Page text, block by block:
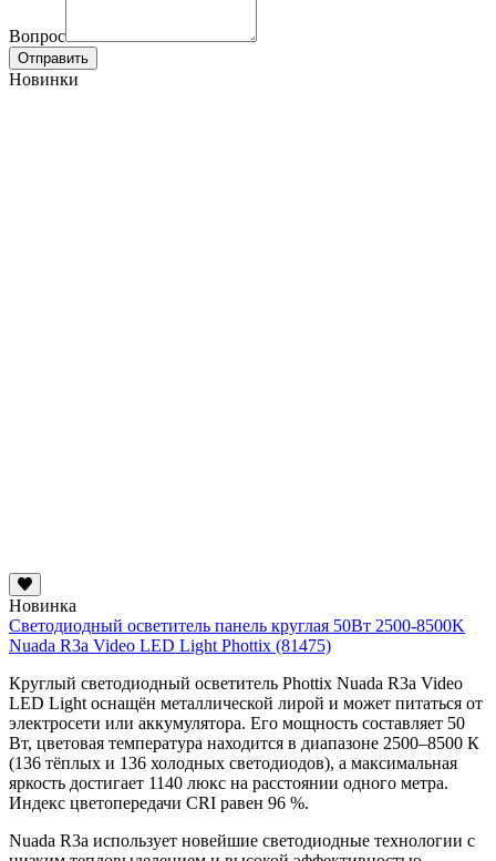
Вопрос
Отправить
Новинки
Новинка
Светодиодный осветитель панель круглая 50Вт 2500-8500K
Nuada R3a Video LED Light Phottix (81475)
Круглый светодиодный осветитель Phottix Nuada R3a Video
LED Light оснащён металлической лирой и может питаться от
электросети или аккумулятора. Его мощность составляет 50
Вт, цветовая температура находится в диапазоне 2500–8500 К
(136 тёплых и 136 холодных светодиодов), а максимальная
яркость достигает 1140 люкс на расстоянии одного метра.
Индекс цветопередачи CRI равен 96 %.
Nuada R3a использует новейшие светодиодные технологии с